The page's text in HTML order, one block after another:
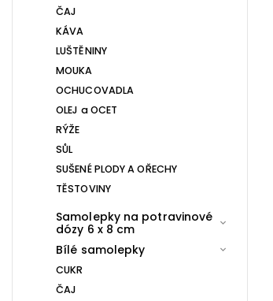
ČAJ
KÁVA
LUŠTĚNINY
MOUKA
OCHUCOVADLA
OLEJ a OCET
RÝŽE
SŮL
SUŠENÉ PLODY A OŘECHY
TĚSTOVINY
Samolepky na potravinové
dózy 6 x 8 cm
Bílé samolepky
CUKR
ČAJ